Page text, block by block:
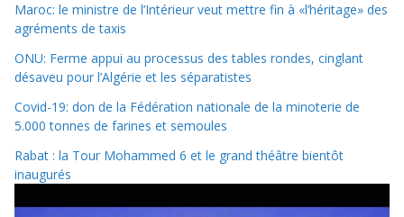
Maroc: le ministre de l’Intérieur veut mettre fin à «l’héritage» des
agréments de taxis
ONU: Ferme appui au processus des tables rondes, cinglant
désaveu pour l’Algérie et les séparatistes
Covid-19: don de la Fédération nationale de la minoterie de
5.000 tonnes de farines et semoules
Rabat : la Tour Mohammed 6 et le grand théâtre bientôt
inaugurés